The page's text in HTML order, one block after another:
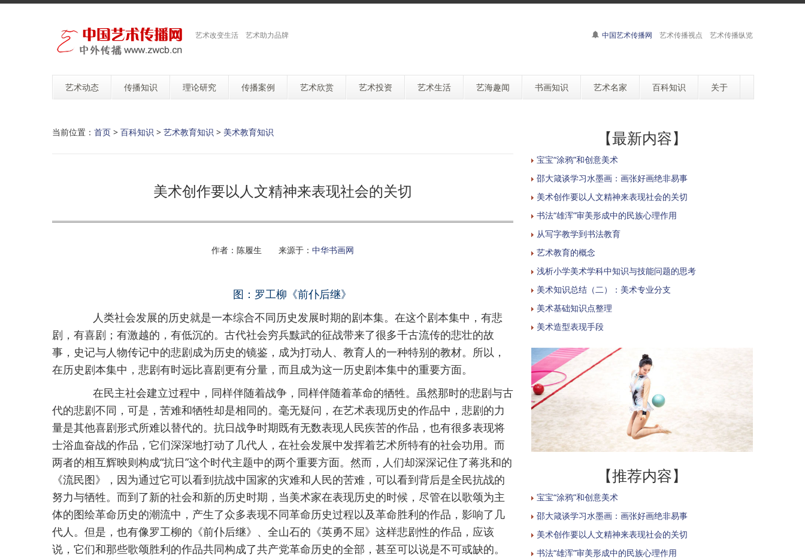
艺术改变生活 艺术助力品牌 中国艺术传播网 艺术传播视点 艺术传播纵览
艺术动态 传播知识 理论研究 传播案例 艺术欣赏 艺术投资 艺术生活 艺海趣闻 书画知识 艺术名家 百科知识 关于
当前位置： 首页 > 百科知识 > 艺术教育知识 > 美术教育知识
美术创作要以人文精神来表现社会的关切
作者：陈履生 来源于： 中华书画网
图：罗工柳《前仆后继》
人类社会发展的历史就是一本综合不同历史发展时期的剧本集。在这个剧本集中，有悲
剧，有喜剧；有激越的，有低沉的。古代社会穷兵黩武的征战带来了很多千古流传的悲壮的故
事，史记与人物传记中的悲剧成为历史的镜鉴，成为打动人、教育人的一种特别的教材。所以，
在历史剧本集中，悲剧有时远比喜剧更有分量，而且成为这一历史剧本集中的重要方面。
在民主社会建立过程中，同样伴随着战争，同样伴随着革命的牺牲。虽然那时的悲剧与古
代的悲剧不同，可是，苦难和牺牲却是相同的。毫无疑问，在艺术表现历史的作品中，悲剧的力
量是其他喜剧形式所难以替代的。抗日战争时期既有无数表现人民疾苦的作品，也有很多表现将
士浴血奋战的作品，它们深深地打动了几代人，在社会发展中发挥着艺术所特有的社会功用。而
两者的相互辉映则构成“抗日”这个时代主题中的两个重要方面。然而，人们却深深记住了蒋兆和的
《流民图》，因为通过它可以看到抗战中国家的灾难和人民的苦难，可以看到背后是全民抗战的
努力与牺牲。而到了新的社会和新的历史时期，当美术家在表现历史的时候，尽管在以歌颂为主
体的图绘革命历史的潮流中，产生了众多表现不同革命历史过程以及革命胜利的作品，影响了几
代人。但是，也有像罗工柳的《前仆后继》、全山石的《英勇不屈》这样悲剧性的作品，应该
说，它们和那些歌颂胜利的作品共同构成了共产党革命历史的全部，甚至可以说是不可或缺的。
【最新内容】
宝宝“涂鸦”和创意美术
邵大箴谈学习水墨画：画张好画绝非易事
美术创作要以人文精神来表现社会的关切
书法“雄浑”审美形成中的民族心理作用
从写字教学到书法教育
艺术教育的概念
浅析小学美术学科中知识与技能问题的思考
美术知识总结（二）：美术专业分支
美术基础知识点整理
美术造型表现手段
【推荐内容】
宝宝“涂鸦”和创意美术
邵大箴谈学习水墨画：画张好画绝非易事
美术创作要以人文精神来表现社会的关切
书法“雄浑”审美形成中的民族心理作用